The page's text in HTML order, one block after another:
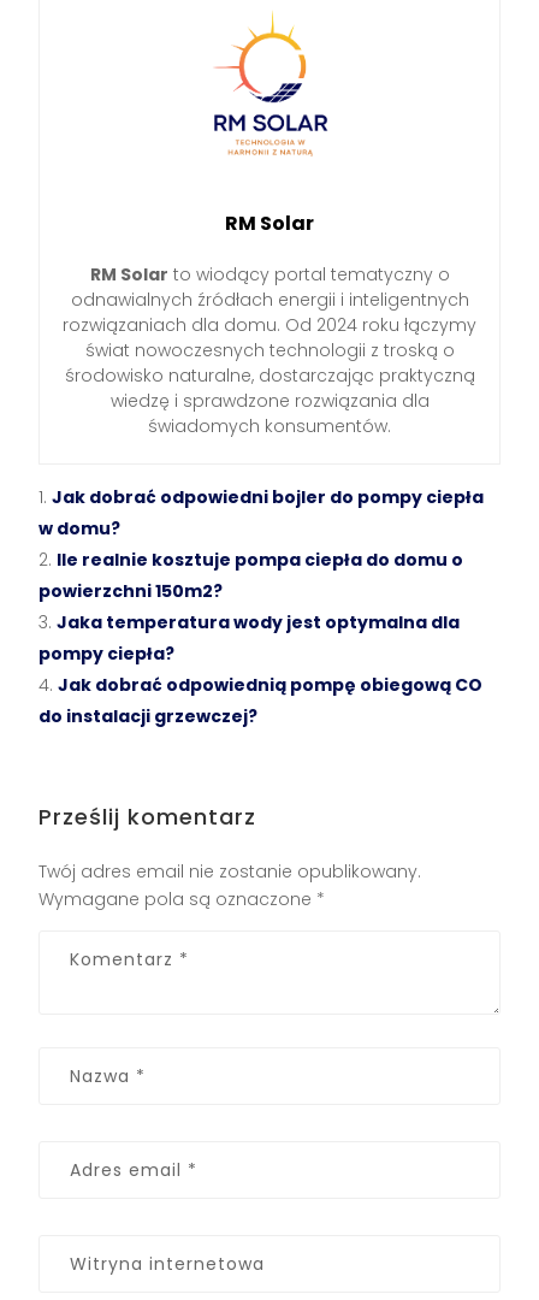
RM Solar
RM Solar to wiodący portal tematyczny o
odnawialnych źródłach energii i inteligentnych
rozwiązaniach dla domu. Od 2024 roku łączymy
świat nowoczesnych technologii z troską o
środowisko naturalne, dostarczając praktyczną
wiedzę i sprawdzone rozwiązania dla
świadomych konsumentów.
Jak dobrać odpowiedni bojler do pompy ciepła
w domu?
Ile realnie kosztuje pompa ciepła do domu o
powierzchni 150m2?
Jaka temperatura wody jest optymalna dla
pompy ciepła?
Jak dobrać odpowiednią pompę obiegową CO
do instalacji grzewczej?
Prześlij komentarz
Twój adres email nie zostanie opublikowany.
Wymagane pola są oznaczone *